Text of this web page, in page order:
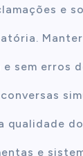
e
Manter
sem erros
qualidade
e